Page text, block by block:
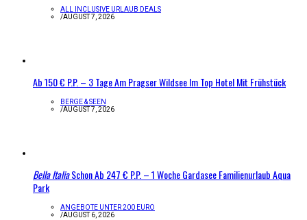
ALL INCLUSIVE URLAUB DEALS
/AUGUST 7, 2026
Ab 150 € P.P. – 3 Tage Am Pragser Wildsee Im Top Hotel Mit Frühstück
BERGE & SEEN
/AUGUST 7, 2026
Bella ItaliaSchon Ab 247 € P.P. – 1 Woche Gardasee Familienurlaub Aqua
Park
ANGEBOTE UNTER 200 EURO
/AUGUST 6, 2026